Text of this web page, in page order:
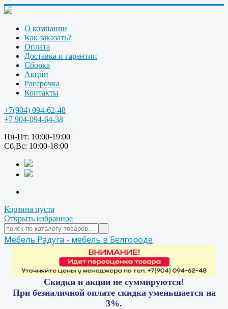
О компании
Как заказать?
Оплата
Доставка и гарантии
Сборка
Акции
Рассрочка
Контакты
+7(904) 094-62-48
+7 904-094-64-38
Пн-Пт: 10:00-19:00
Сб,Вс: 10:00-18:00
Корзина пуста
Открыть избранное
Мебель Радуга - мебель в Белгороде
Скидки и акции не суммируются!
При безналичной оплате скидка уменьшается на
3%.